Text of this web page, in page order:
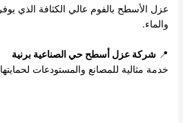
عزل الأسطح بالفوم عالي الكثافة الذي
والماء.
📍شركة عزل أسطح حي الصناعية برنية
خدمة مثالية للمصانع والمستودعات